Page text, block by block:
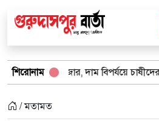
শিরোনাম
দাম বিপর্যয়ে চাষীদের ক্ষোভ
/ মতামত